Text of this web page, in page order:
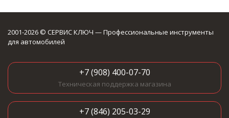
2001-2026 © СЕРВИС КЛЮЧ — Профессиональные инструменты
для автомобилей
+7 (908) 400-07-70
Техническая поддержка магазина
+7 (846) 205-03-29